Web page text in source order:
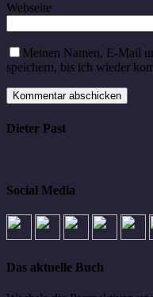
Webseite
Meinen Namen, E-Mail
speichern, bis ich wieder
Dieter Past
Social Media
Das aktuelle Buch